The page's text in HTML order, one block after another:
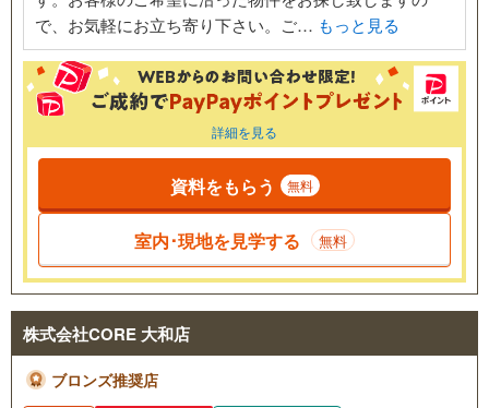
で、お気軽にお立ち寄り下さい。ご… もっと見る
詳細を見る
資料をもらう 無料
室内･現地を見学する 無料
株式会社CORE 大和店
ブロンズ推奨店